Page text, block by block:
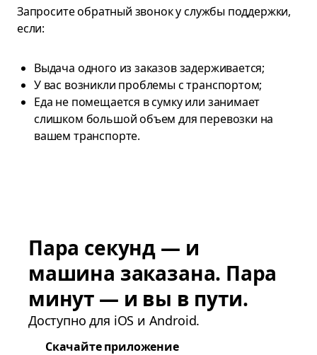
Запросите обратный звонок у службы поддержки,
если:
Выдача одного из заказов задерживается;
У вас возникли проблемы с транспортом;
Еда не помещается в сумку или занимает
слишком большой объем для перевозки на
вашем транспорте.
Пара секунд — и
машина заказана. Пара
минут — и вы в пути.
Доступно для iOS и Android.
Скачайте приложение